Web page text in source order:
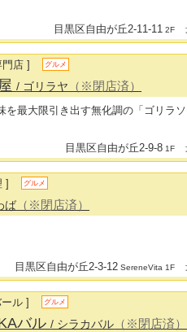
目黒区自由が丘2-11-11 2F
店 ] グルメ
/ ゴリラヤ （※閉店済）
を最大限引き出す無化調の「ゴリラ
目黒区自由が丘2-9-8 1F
] グルメ
ば （※閉店済）
目黒区自由が丘2-3-12 SereneVita 1F
ル ] グルメ
バル/ シラカバル （※閉店済）